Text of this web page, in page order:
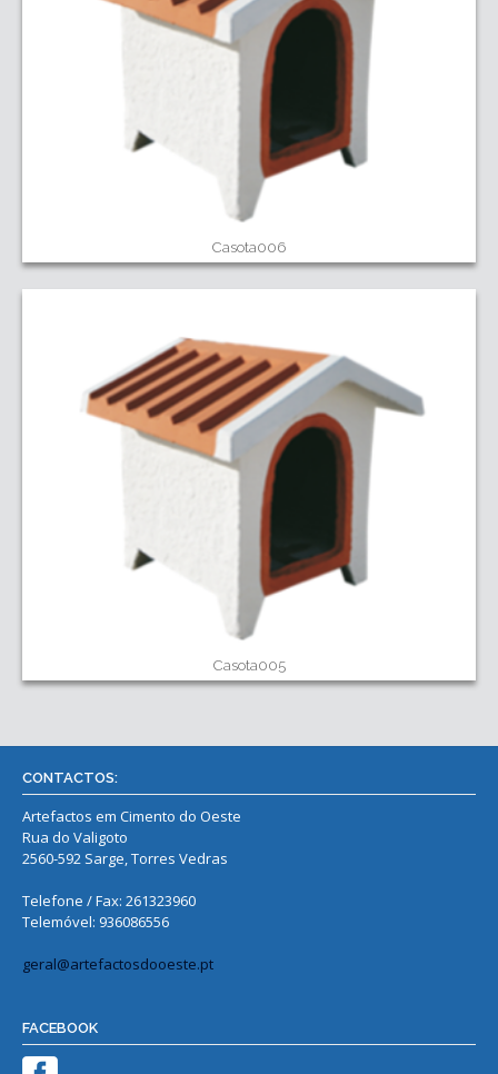
Casota006
Casota005
CONTACTOS:
Artefactos em Cimento do Oeste
Rua do Valigoto
2560-592 Sarge, Torres Vedras
Telefone / Fax: 261323960
Telemóvel: 936086556
geral@artefactosdooeste.pt
FACEBOOK